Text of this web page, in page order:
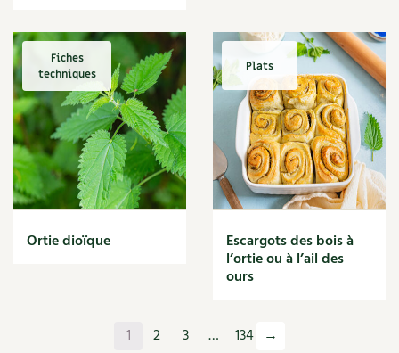
Nourriture
Nuisibles
Numérique
Nutriments
Observation
Œuf
Oignon
Oiseaux
Olivier
Optimiser l'espace
Fiches
techniques
Ortie dioïque
Plats
Escargots des bois à
l’ortie ou à l’ail des
ours
1 2 3 … 134 →